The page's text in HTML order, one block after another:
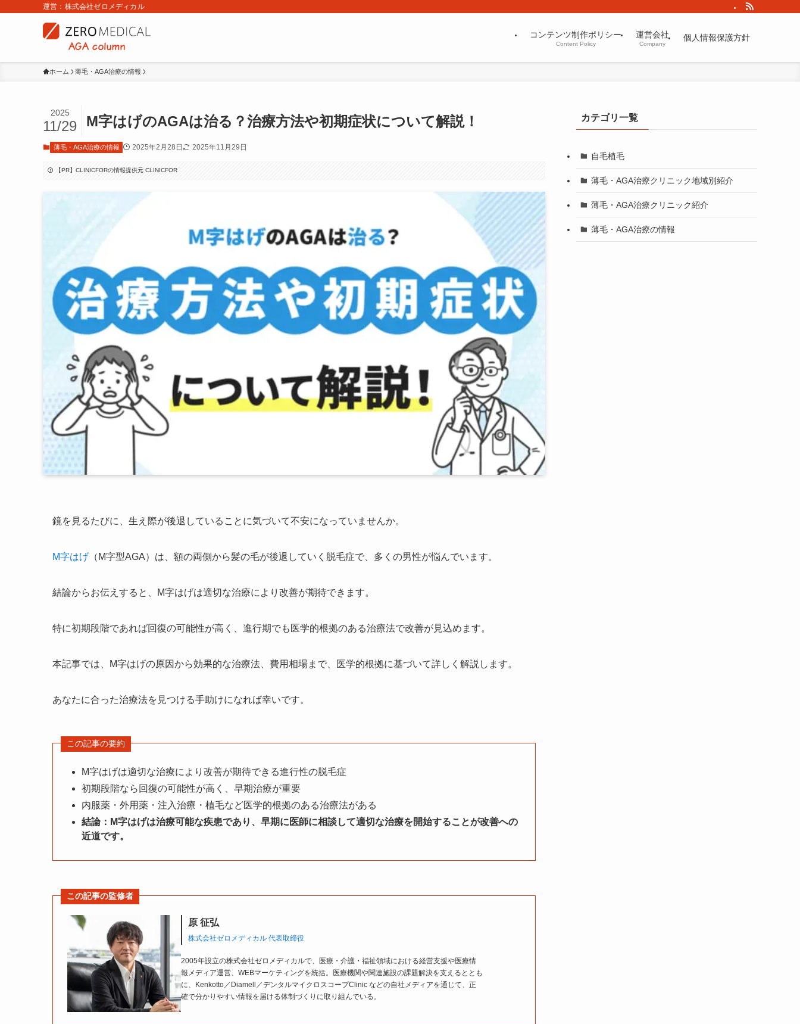
運営：株式会社ゼロメディカル
コンテンツ制作ポリシー
Content Policy
運営会社
Company
個人情報保護方針
ホーム 薄毛・AGA治療の情報
M字はげのAGAは治る？治療方法や初期症状について解説！
2025
11/29
薄毛・AGA治療の情報 2025年2月28日 2025年11月29日
【PR】CLINICFORの情報提供元 CLINICFOR
鏡を見るたびに、生え際が後退していることに気づいて不安になっていませんか。
M字はげ （M字型AGA）は、額の両側から髪の毛が後退していく脱毛症で、多くの男性が悩んでいます。
結論からお伝えすると、M字はげは適切な治療により改善が期待できます。
特に初期段階であれば回復の可能性が高く、進行期でも医学的根拠のある治療法で改善が見込めます。
本記事では、M字はげの原因から効果的な治療法、費用相場まで、医学的根拠に基づいて詳しく解説します。
あなたに合った治療法を見つける手助けになれば幸いです。
この記事の要約
M字はげは適切な治療により改善が期待できる進行性の脱毛症
初期段階なら回復の可能性が高く、早期治療が重要
内服薬・外用薬・注入治療・植毛など医学的根拠のある治療法がある
結論：M字はげは治療可能な疾患であり、早期に医師に相談して適切な治療を開始することが改善への
近道です。
この記事の監修者
原 征弘
株式会社ゼロメディカル 代表取締役
2005年設立の株式会社ゼロメディカルで、医療・介護・福祉領域における経営支援や医療情
報メディア運営、WEBマーケティングを統括。医療機関や関連施設の課題解決を支えるととも
に、Kenkotto／Diamell／デンタルマイクロスコープClinic などの自社メディアを通じて、正
確で分かりやすい情報を届ける体制づくりに取り組んでいる。
カテゴリ一覧
自毛植毛
薄毛・AGA治療クリニック地域別紹介
薄毛・AGA治療クリニック紹介
薄毛・AGA治療の情報